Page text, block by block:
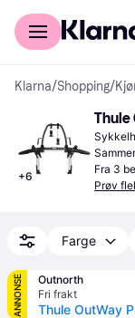
For kunder
Klarna/Shopping/
+6
Thule
Fra 3
Prøv
Farge
ANNONSE
Outnorth
Fri frakt